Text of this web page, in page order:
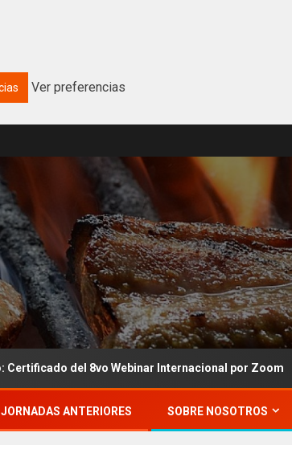
Ver preferencias
del 8vo Webinar Internacional por Zoom
JORNADAS ANTERIORES SOBRE NOSOTROS